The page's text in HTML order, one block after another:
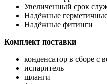
Увеличенный срок
Надёжные
Надёжные фитинги
Комплект поставки
конденсатор в сборе с
испаритель
шланги